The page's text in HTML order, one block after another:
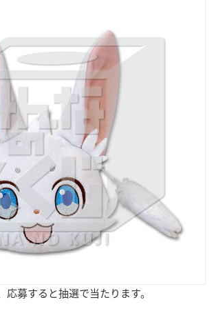
応募すると抽選で当たります。